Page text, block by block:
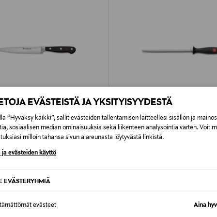
EVÄSTEISTÄ JA YKSITYISYYDESTÄ
“Hyväksy kaikki”, sallit evästeiden tallentamisen laitteellesi sisällön ja
sosiaalisen median ominaisuuksia sekä liikenteen analysointia varten. Voit
milloin tahansa sivun alareunasta löytyvästä linkistä.
ja evästeiden käyttö
EVÄSTERYHMIÄ
evästeet Aina
16 cm
ETUKUPONKITUOTE